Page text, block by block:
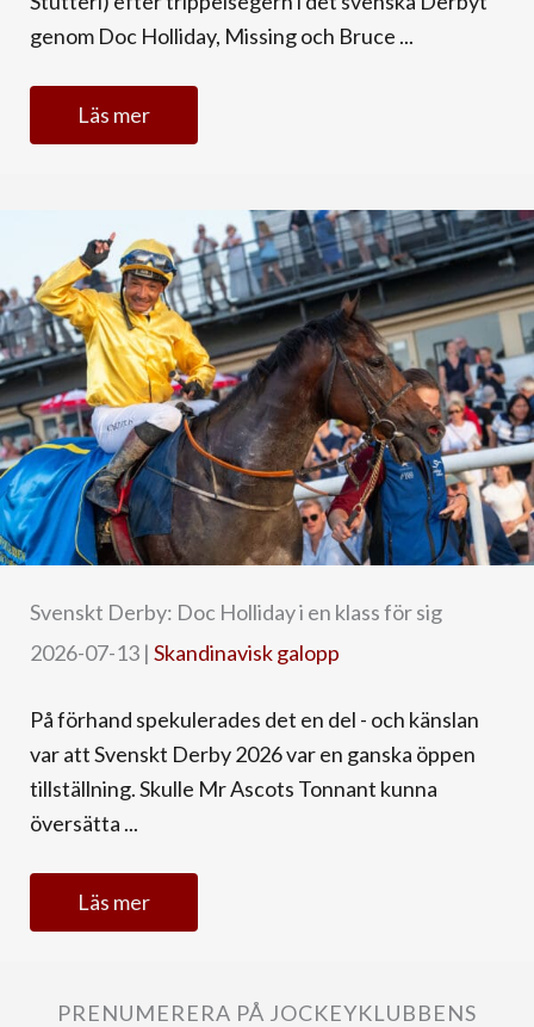
genom Doc Holliday, Missing och Bruce ...
Läs mer
Svenskt Derby: Doc Holliday i en klass för sig
2026-07-13 | Skandinavisk galopp
På förhand spekulerades det en del - och känslan
var att Svenskt Derby 2026 var en ganska öppen
tillställning. Skulle Mr Ascots Tonnant kunna
översätta ...
Läs mer
PRENUMERERA PÅ JOCKEYKLUBBENS